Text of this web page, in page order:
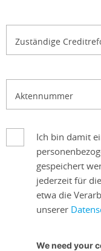
Zuständige
Aktennummer
Ich bin damit
gespeichert
jederzeit für
etwa die
unserer
We need your